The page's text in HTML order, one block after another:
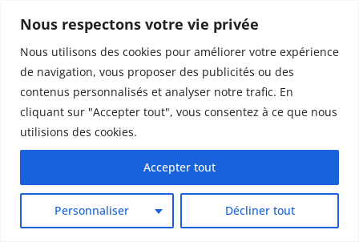
Nous respectons votre vie privée
Nous utilisons des cookies pour améliorer votre expérience
de navigation, vous proposer des publicités ou des
contenus personnalisés et analyser notre trafic. En
cliquant sur "Accepter tout", vous consentez à ce que nous
utilisions des cookies.
Personnaliser Décliner tout
Accepter tout
Biélorussie
Bien-être
Bien-être animal
Big bang
Bio
Biodiversité
Biodynamie